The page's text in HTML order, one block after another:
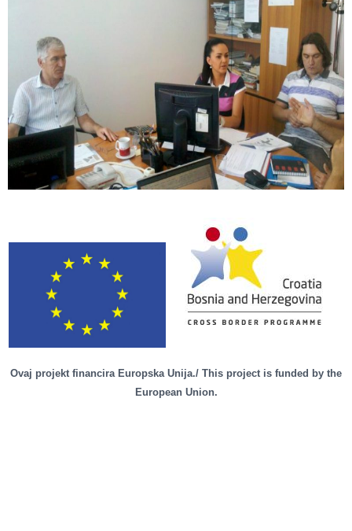
Ovaj projekt financira Europska Unija./ This project is funded by the
European Union.